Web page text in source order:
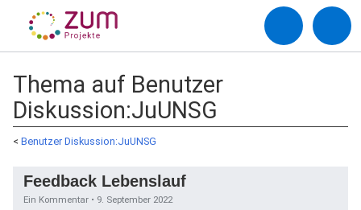
Thema auf Benutzer
Diskussion:JuUNSG
< Benutzer Diskussion:JuUNSG
Feedback Lebenslauf
Ein Kommentar • 9. September 2022